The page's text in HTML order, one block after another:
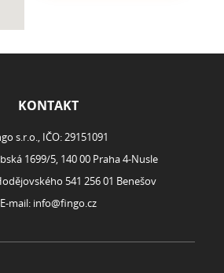
KONTAKT
s.r.o., IČO: 29151091
1699/5, 140 00 Praha 4-Nusle
541 256 01 Benešov
E-mail: info@fingo.cz